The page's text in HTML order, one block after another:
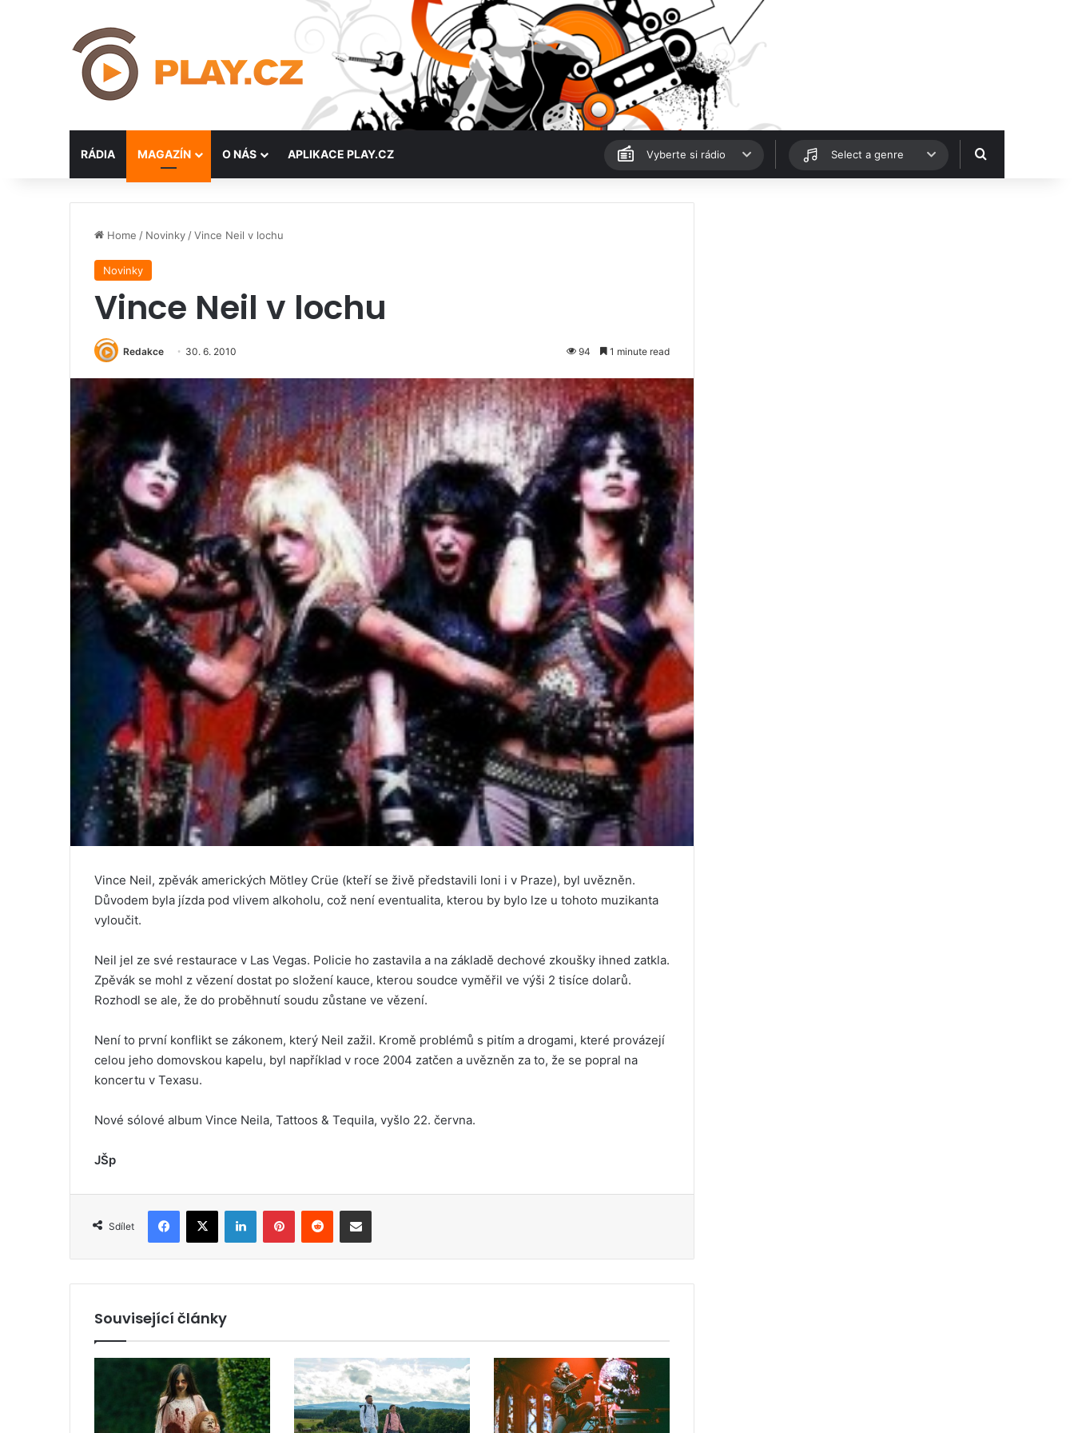
RÁDIA MAGAZÍN O NÁS APLIKACE PLAY.CZ Vyberte si rádio Select a genre Hledat
Home / Novinky /Vince Neil v lochu
Novinky
Vince Neil v lochu
Redakce 30. 6. 2010 94 1 minute read
Vince Neil, zpěvák amerických Mötley Crüe (kteří se živě představili loni i v Praze), byl uvězněn.
Důvodem byla jízda pod vlivem alkoholu, což není eventualita, kterou by bylo lze u tohoto muzikanta
vyloučit.
Neil jel ze své restaurace v Las Vegas. Policie ho zastavila a na základě dechové zkoušky ihned zatkla.
Zpěvák se mohl z vězení dostat po složení kauce, kterou soudce vyměřil ve výši 2 tisíce dolarů.
Rozhodl se ale, že do proběhnutí soudu zůstane ve vězení.
Není to první konflikt se zákonem, který Neil zažil. Kromě problémů s pitím a drogami, které provázejí
celou jeho domovskou kapelu, byl například v roce 2004 zatčen a uvězněn za to, že se popral na
koncertu v Texasu.
Nové sólové album Vince Neila, Tattoos & Tequila, vyšlo 22. června.
JŠp
Sdílet
Související články